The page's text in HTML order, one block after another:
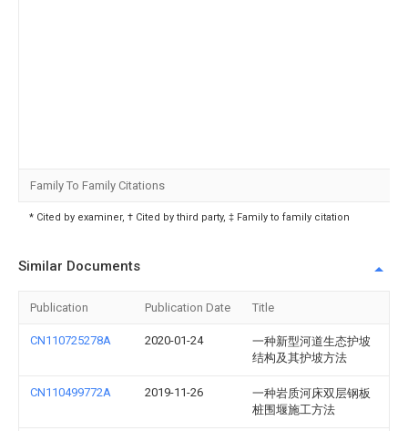
Family To Family Citations
* Cited by examiner, † Cited by third party, ‡ Family to family citation
Similar Documents
Publication Publication Date Title
CN110725278A 2020-01-24
一种新型河道生态护坡
结构及其护坡方法
CN110499772A 2019-11-26
一种岩质河床双层钢板
桩围堰施工方法